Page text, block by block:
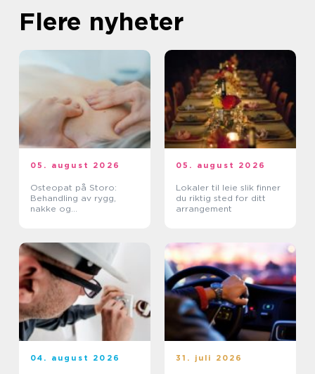
Flere nyheter
05. august 2026
Osteopat på Storo:
Behandling av rygg,
nakke og
05. august 2026
Lokaler til leie slik finner
du riktig sted for ditt
arrangement
04. august 2026 31. juli 2026